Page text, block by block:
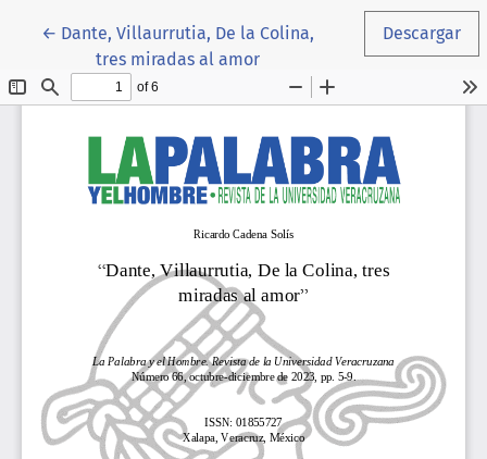
← Volver a los detalles del artículo
Dante, Villaurrutia, De la Colina,
tres miradas al amor
Descargar